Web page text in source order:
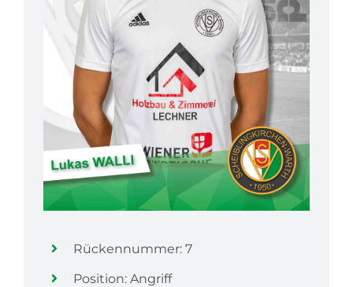
Rückennummer: 7
Position: Angriff